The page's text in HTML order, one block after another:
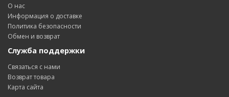
О нас
Информация о доставке
Политика безопасности
Обмен и возврат
Служба поддержки
Связаться с нами
Возврат товара
Карта сайта